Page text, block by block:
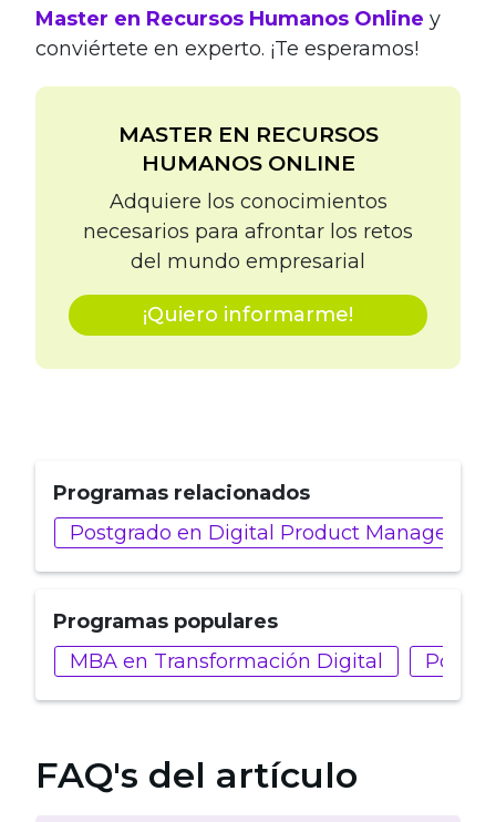
Master en Recursos Humanos Online y
conviértete en experto. ¡Te esperamos!
MASTER EN RECURSOS
HUMANOS ONLINE
Adquiere los conocimientos
necesarios para afrontar los retos
del mundo empresarial
¡Quiero informarme!
Programas relacionados
Postgrado en Digital Product
Programas populares
MBA en Transformación Digital
FAQ's del artículo